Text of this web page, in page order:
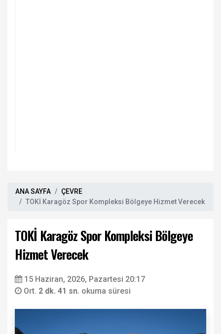
ANA SAYFA
ÇEVRE
TOKİ Karagöz Spor Kompleksi Bölgeye Hizmet Verecek
TOKİ Karagöz Spor Kompleksi Bölgeye
Hizmet Verecek
15 Haziran, 2026, Pazartesi 20:17
Ort. 2 dk. 41 sn. okuma süresi